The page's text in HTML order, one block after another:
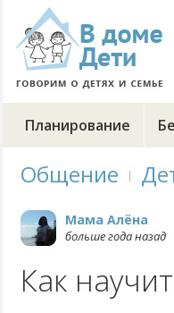
Планирование
Общение
Мама Алёна
больше года назад
Как